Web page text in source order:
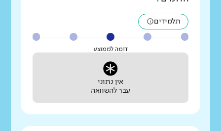
תלמידים
דומה לממוצע
אין נתוני
עבר להשוואה